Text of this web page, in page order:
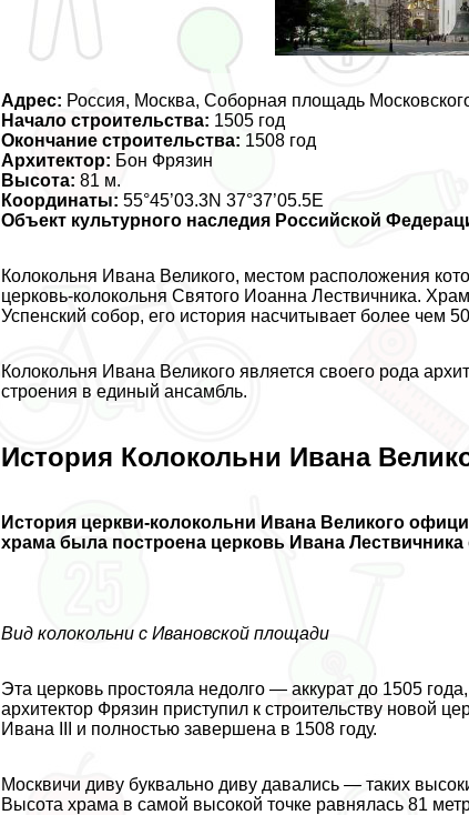
Адрес: Россия, Москва, Соборная площадь
Начало строительства: 1505 год
Окончание строительства: 1508 год
Архитектор: Бон Фрязин
Высота: 81 м.
Координаты: 55°45’03.3N 37°37’05.5E
Объект культурного наследия Российской
Колокольня Ивана Великого, местом расположения
церковь-колокольня Святого Иоанна Лествичника.
Успенский собор, его история насчитывает более чем
Колокольня Ивана Великого является своего рода
строения в единый ансамбль.
История Колокольни Ивана
История церкви-колокольни Ивана Великого
храма была построена церковь Ивана Лествичника
Вид колокольни с Ивановской площади
Эта церковь простояла недолго — аккурат до 1505
архитектор Фрязин приступил к строительству новой
Ивана III и полностью завершена в 1508 году.
Москвичи диву буквально диву давались — таких
Высота храма в самой высокой точке равнялась 81